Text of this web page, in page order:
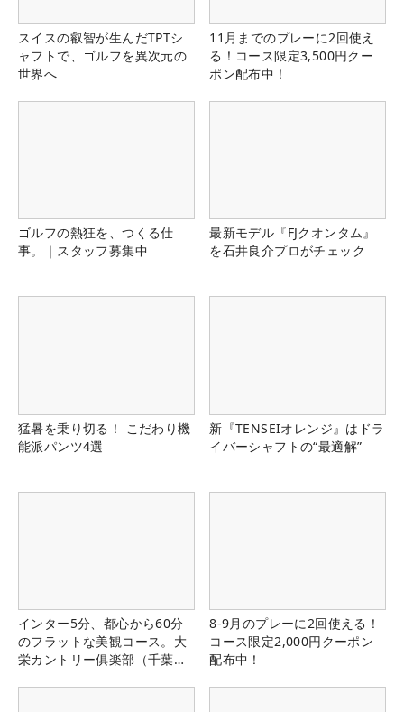
スイスの叡智が生んだTPTシ
ャフトで、ゴルフを異次元の
世界へ
11月までのプレーに2回使え
る！コース限定3,500円クー
ポン配布中！
ゴルフの熱狂を、つくる仕
事。｜スタッフ募集中
最新モデル『FJクオンタム』
を石井良介プロがチェック
猛暑を乗り切る！ こだわり機
能派パンツ4選
新『TENSEIオレンジ』はドラ
イバーシャフトの“最適解”
インター5分、都心から60分
のフラットな美観コース。大
栄カントリー俱楽部（千葉
8-9月のプレーに2回使える！
コース限定2,000円クーポン
配布中！